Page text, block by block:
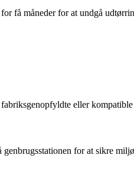
få måneder for at undgå
eller
for at sikre